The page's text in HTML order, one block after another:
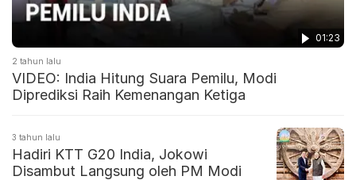
01:23
2 tahun lalu
VIDEO: India Hitung Suara Pemilu, Modi
Diprediksi Raih Kemenangan Ketiga
3 tahun lalu
Hadiri KTT G20 India, Jokowi
Disambut Langsung oleh PM Modi